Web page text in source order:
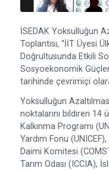
İSEDAK Yoksulluğun
Toplantısı, “İİT Üyesi
Doğrultusunda Etkili
Sosyoekonomik
tarihinde çevrimiçi
Yoksulluğun
noktalarını bildiren 14
Kalkınma Programı
Yardım Fonu
Daimi Komitesi
Tarım Odası (ICCIA),